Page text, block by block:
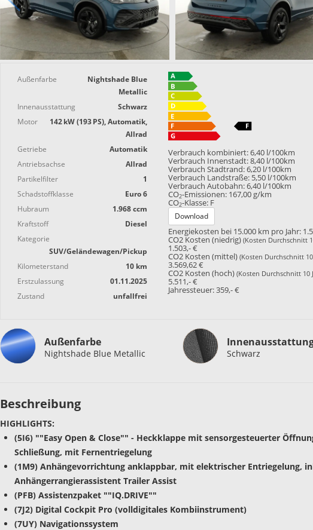
Außenfarbe
Nightshade Blue
Metallic
Innenausstattung
Schwarz
Motor
142 kW (193 PS), Automatik,
Allrad
Getriebe
Automatik
Antriebsachse
Allrad
Partikelfilter
1
Schadstoffklasse
Euro 6
Hubraum
1.968 ccm
Kraftstoff
Diesel
Kategorie
SUV/Geländewagen/Pickup
Kilometerstand
10 km
Erstzulassung
01.11.2025
Zustand
unfallfrei
Verbrauch kombiniert: 6,40 l/100km
Verbrauch Innenstadt: 8,40 l/100km
Verbrauch Stadtrand: 6,20 l/100km
Verbrauch Landstraße: 5,50 l/100km
Verbrauch Autobahn: 6,40 l/100km
CO2-Emissionen: 167,00 g/km
CO2-Klasse: F
Download
Energiekosten bei 15.000 km pro Jahr:
CO2 Kosten (niedrig)(Kosten Durchschnitt
1.503,- €
CO2 Kosten (mittel)(Kosten Durchschnitt 10
3.569,62 €
CO2 Kosten (hoch)(Kosten Durchschnitt 10
5.511,- €
Jahressteuer: 359,- €
Außenfarbe
Nightshade Blue Metallic
Innenausstattung
Schwarz
Beschreibung
HIGHLIGHTS:
(5I6) ""Easy Open & Close"" - Heckklappe mit sensorgesteuerter
Schließung, mit Fernentriegelung
(1M9) Anhängevorrichtung anklappbar, mit elektrischer Entriegelung,
Anhängerrangierassistent Trailer Assist
(PFB) Assistenzpaket ""IQ.DRIVE""
(7J2) Digital Cockpit Pro (volldigitales Kombiinstrument)
(7UY) Navigationssystem